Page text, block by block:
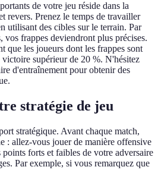
de votre jeu réside dans la
revers. Prenez le temps de travailler
utilisant des cibles sur le terrain. Par
vos frappes deviendront plus précises.
que les joueurs dont les frappes sont
supérieur de 20 %. N'hésitez
d'entraînement pour obtenir des
stratégie de jeu
stratégique. Avant chaque match,
: allez-vous jouer de manière offensive
forts et faibles de votre adversaire
Par exemple, si vous remarquez que